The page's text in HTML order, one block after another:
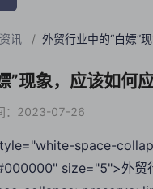
讯 / 外贸行业中的“白嫖”
”现象，应该如何应
：2023-07-26
space-
size="5">外贸